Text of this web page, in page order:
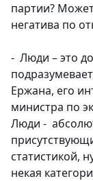
партии?
негатива по
- Люди – это
Ержана, его
министра по
Люди -
статистикой,
некая